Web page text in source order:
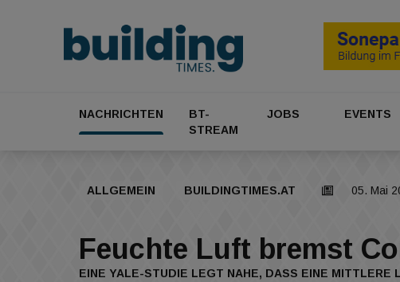
NACHRICHTEN
BT-
STREAM
JOBS EVENTS
ALLGEMEIN BUILDINGTIMES.AT 05. Mai
Feuchte Luft bremst
EINE YALE-STUDIE LEGT NAHE, DASS EINE MITTLERE